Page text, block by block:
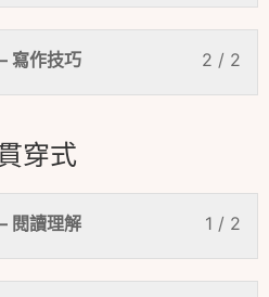
2 / 2
寫作技巧
穿式
1 / 2
閱讀理解